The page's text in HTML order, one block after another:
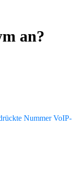
an?
Nummer VoIP-